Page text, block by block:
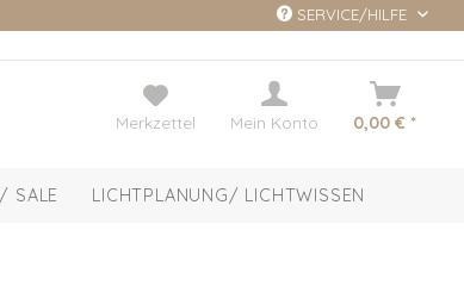
SERVICE/HILFE
Merkzettel Mein Konto 0,00 € *
SALE LICHTPLANUNG/ LICHTWISSEN